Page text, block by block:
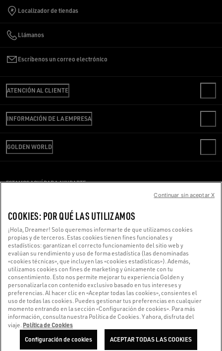
Localizador de tiendas
Llámanos
Escríbenos un correo electrónico
ATENCIÓN AL CLIENTE
PREGUNTAS FRECUENTES
REVISA TU PEDIDO
ENVÍO
DEVOLUCIONES
GUÍA DE TALLAS
INFORMACIÓN DE LA EMPRESA
CÓDIGO ÉTICO
SOSTENIBILIDAD
OFICINA DE PRENSA
GOLDEN WORLD
COOKIES
CONFIGURACIÓN DE COOKIES
ESTAMOS AQUÍ PARA AYUDARTE
¿Estás usando un lector de pantalla y estás teniendo problemas?
Ponte en contacto con nosotros
Hecho con ❤ en Venecia.
Golden Goose S.p.A. ©2026 - Todos los derechos reservados.Más información
COOKIES: POR QUÉ LAS UTILIZAMOS
¡Hola, Dreamer! Solo queremos informarte de que utilizamos cookies
propias y de terceros. Estas cookies tienen fines funcionales y
estadísticos: garantizan el correcto funcionamiento del sitio web y
evalúan su rendimiento y uso de forma estadística (las denominadas
«cookies técnicas», que incluyen las «cookies estadísticas»). Además,
utilizamos cookies con fines de marketing y únicamente con tu
consentimiento. Esto nos permite mejorar tu experiencia Golden y
personalizarla con contenido exclusivo basado en tus intereses y
preferencias. Al hacer clic en «Aceptar todas las cookies», consientes el
uso de todas las cookies. Puedes gestionar tus preferencias en cualquier
momento entrando en la sección «Configuración de cookies». Para más
información, consulta nuestra Política de Cookies. Y ahora, disfruta del
viaje. Política de Cookies
Configuración de cookies ACEPTAR TODAS LAS COOKIES
Continuar sin aceptar X